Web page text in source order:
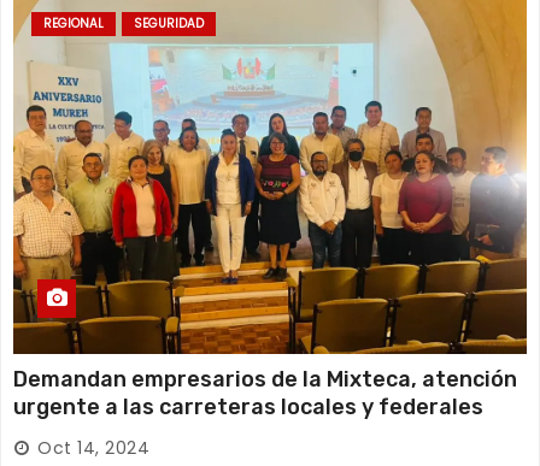
REGIONAL SEGURIDAD
Demandan empresarios de la Mixteca, atención
urgente a las carreteras locales y federales
Oct 14, 2024